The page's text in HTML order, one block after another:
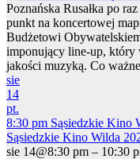
Poznańska Rusałka po
punkt na koncertowej
Budżetowi
imponujący line-up, który
jakości muzyką. Co
sie
14
pt.
8:30 pm Sąsiedzkie Kino
Sąsiedzkie Kino Wilda
sie 14@8:30 pm – 10:30